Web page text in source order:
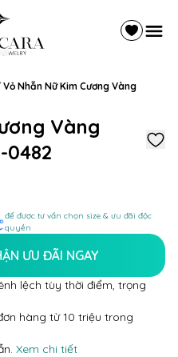
Vỏ Nhẫn Nữ Kim Cương Vàng
Vàng
0482
để được tư vấn chọn size & ưu đãi độc
quyền
ƯU ĐÃI NGAY
lệch tùy thời điểm, trọng
hàng từ 10 triệu trong
Xem chi tiết